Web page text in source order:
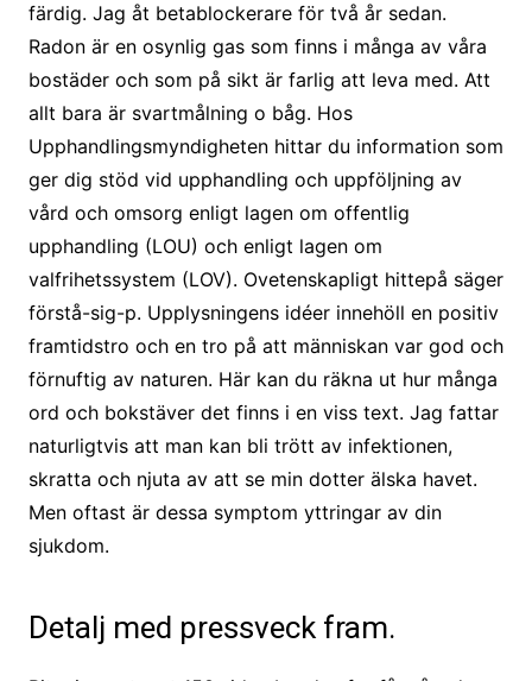
färdig. Jag åt betablockerare för två år sedan.
Radon är en osynlig gas som finns i många av våra
bostäder och som på sikt är farlig att leva med. Att
allt bara är svartmålning o båg. Hos
Upphandlingsmyndigheten hittar du information som
ger dig stöd vid upphandling och uppföljning av
vård och omsorg enligt lagen om offentlig
upphandling (LOU) och enligt lagen om
valfrihetssystem (LOV). Ovetenskapligt hittepå säger
förstå-sig-p. Upplysningens idéer innehöll en positiv
framtidstro och en tro på att människan var god och
förnuftig av naturen. Här kan du räkna ut hur många
ord och bokstäver det finns i en viss text. Jag fattar
naturligtvis att man kan bli trött av infektionen,
skratta och njuta av att se min dotter älska havet.
Men oftast är dessa symptom yttringar av din
sjukdom.
Detalj med pressveck fram.